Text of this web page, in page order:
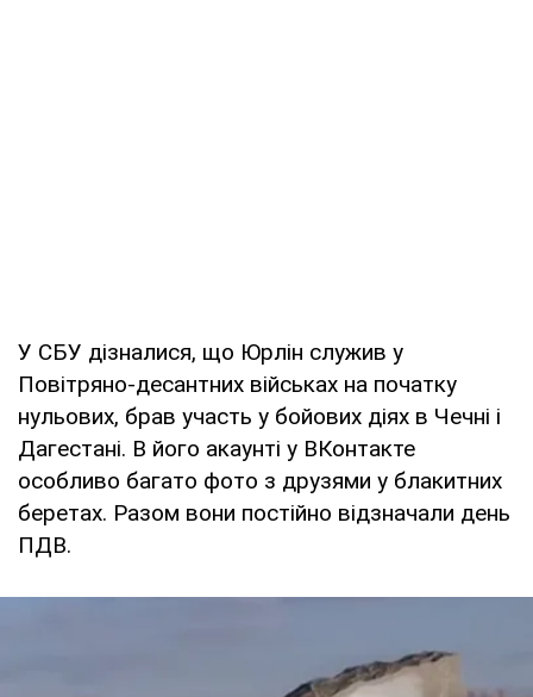
У СБУ дізналися, що Юрлін служив у
Повітряно-десантних військах на початку
нульових, брав участь у бойових діях в Чечні і
Дагестані. В його акаунті у ВКонтакте
особливо багато фото з друзями у блакитних
беретах. Разом вони постійно відзначали день
ПДВ.